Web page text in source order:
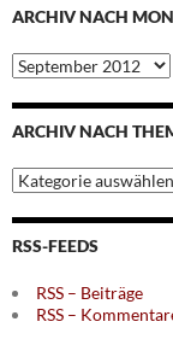
ARCHIV NACH
Archiv
nach
Monaten
ARCHIV NACH
Archiv
nach
Themen
RSS-FEEDS
RSS – Beiträge
RSS –